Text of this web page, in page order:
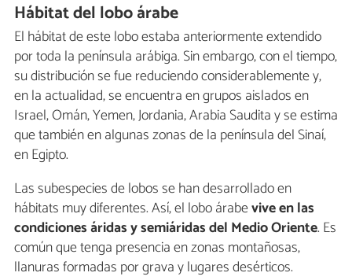
Hábitat del lobo árabe
El hábitat de este lobo estaba anteriormente extendido
por toda la península arábiga. Sin embargo, con el tiempo,
su distribución se fue reduciendo considerablemente y,
en la actualidad, se encuentra en grupos aislados en
Israel, Omán, Yemen, Jordania, Arabia Saudita y se estima
que también en algunas zonas de la península del Sinaí,
en Egipto.
Las subespecies de lobos se han desarrollado en
hábitats muy diferentes. Así, el lobo árabevive en las
condiciones áridas y semiáridas del Medio Oriente. Es
común que tenga presencia en zonas montañosas,
llanuras formadas por grava y lugares desérticos.